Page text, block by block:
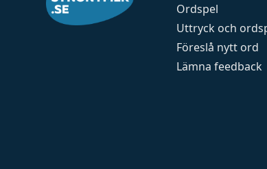
Ordspel
Uttryck och
Föreslå nytt ord
Lämna feedback